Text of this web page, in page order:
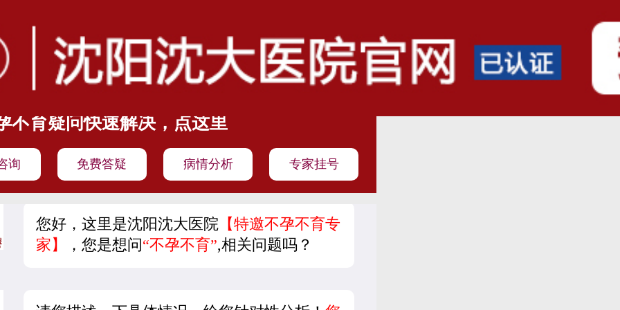
不育疑问快速解决，点这里
询 免费答疑 病情分析 专家挂号
您好，这里是沈阳沈大医院【特邀不孕不育专
家】
，您是想问“不孕不育”,相关问题吗？